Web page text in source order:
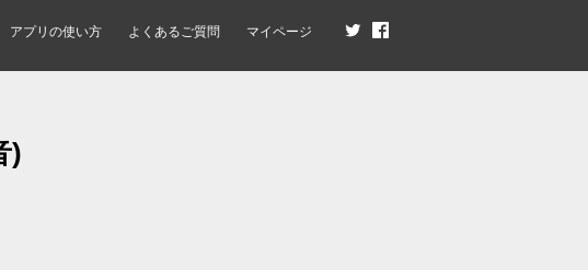
アプリの使い方 よくあるご質問 マイページ
)